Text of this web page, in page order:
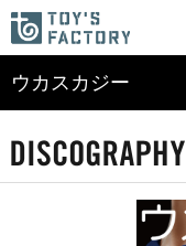
ウカスカジー